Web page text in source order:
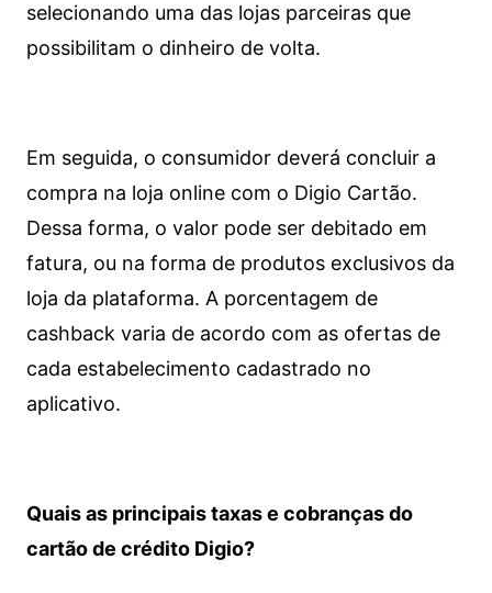
selecionando uma das lojas parceiras que
possibilitam o dinheiro de volta.
Em seguida, o consumidor deverá concluir a
compra na loja online com o Digio Cartão.
Dessa forma, o valor pode ser debitado em
fatura, ou na forma de produtos exclusivos da
loja da plataforma. A porcentagem de
cashback varia de acordo com as ofertas de
cada estabelecimento cadastrado no
aplicativo.
Quais as principais taxas e cobranças do
cartão de crédito Digio?